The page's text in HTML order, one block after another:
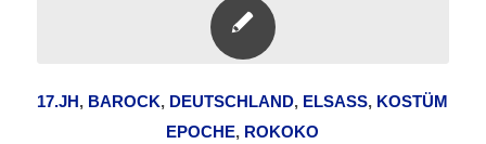
17.JH, BAROCK, DEUTSCHLAND, ELSASS, KOSTÜM
EPOCHE, ROKOKO